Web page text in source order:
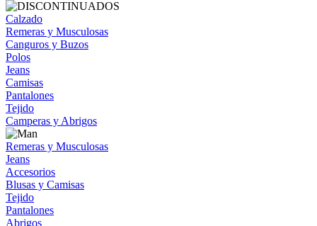
Calzado
Remeras y Musculosas
Canguros y Buzos
Polos
Jeans
Camisas
Pantalones
Tejido
Camperas y Abrigos
Remeras y Musculosas
Jeans
Accesorios
Blusas y Camisas
Tejido
Pantalones
Abrigos